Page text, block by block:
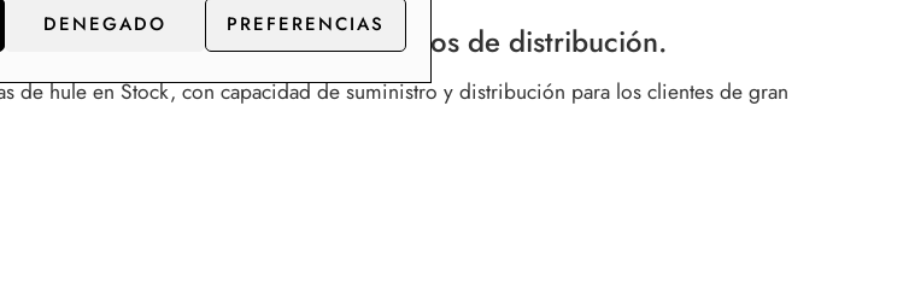
DENEGADO PREFERENCIAS
con nosotros para precios de distribución.
de hule en Stock, con capacidad de suministro y distribución para los clientes de gran